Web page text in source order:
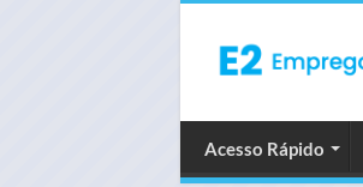
Acesso Rápido